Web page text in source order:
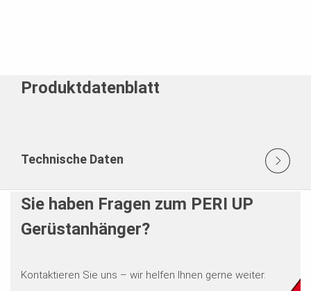
Produktdatenblatt
Technische Daten
Sie haben Fragen zum PERI UP
Gerüstanhänger?
Kontaktieren Sie uns – wir helfen Ihnen gerne weiter.